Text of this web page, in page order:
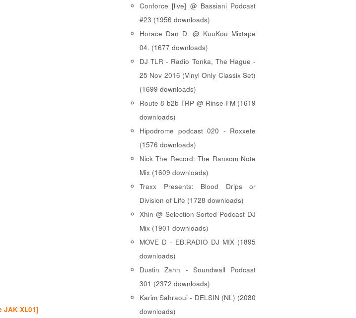
JAK XL01]
Conforce [live] @ Bassiani Podcast
#23 (1956 downloads)
Horace Dan D. @ KuuKou Mixtape
04. (1677 downloads)
DJ TLR - Radio Tonka, The Hague -
25 Nov 2016 (Vinyl Only Classix Set)
(1699 downloads)
Route 8 b2b TRP @ Rinse FM (1619
downloads)
Hipodrome podcast 020 - Roxxete
(1576 downloads)
Nick The Record: The Ransom Note
Mix (1609 downloads)
Traxx Presents: Blood Drips or
Division of Life (1728 downloads)
Xhin @ Selection Sorted Podcast DJ
Mix (1901 downloads)
MOVE D - EB.RADIO DJ MIX (1895
downloads)
Dustin Zahn - Soundwall Podcast
301 (2372 downloads)
Karim Sahraoui - DELSIN (NL) (2080
downloads)